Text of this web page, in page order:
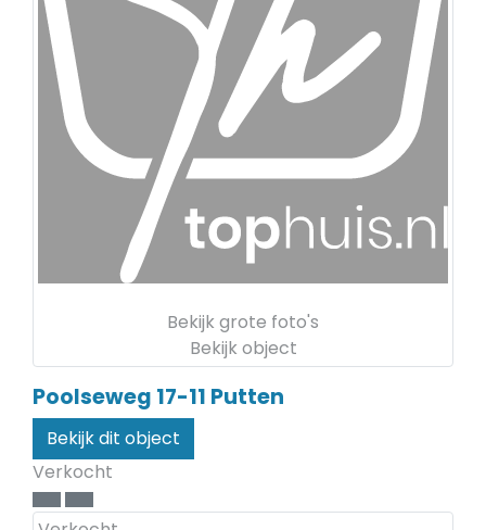
Bekijk grote foto's
Bekijk object
Poolseweg 17-11 Putten
Bekijk dit object
Verkocht